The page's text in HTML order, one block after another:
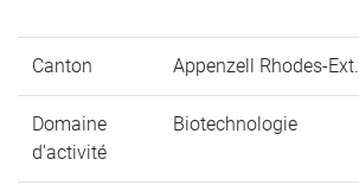
Canton Appenzell Rhodes-Ext.
Domaine
d'activité
Biotechnologie